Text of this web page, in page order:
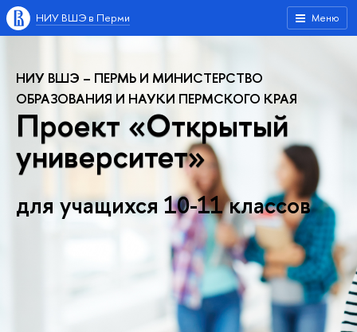
Меню
НИУ ВШЭ в Перми
НИУ ВШЭ – ПЕРМЬ И МИНИСТЕРСТВО
ОБРАЗОВАНИЯ И НАУКИ ПЕРМСКОГО КРАЯ
Проект «Открытый
университет»
для учащихся 10-11 классов